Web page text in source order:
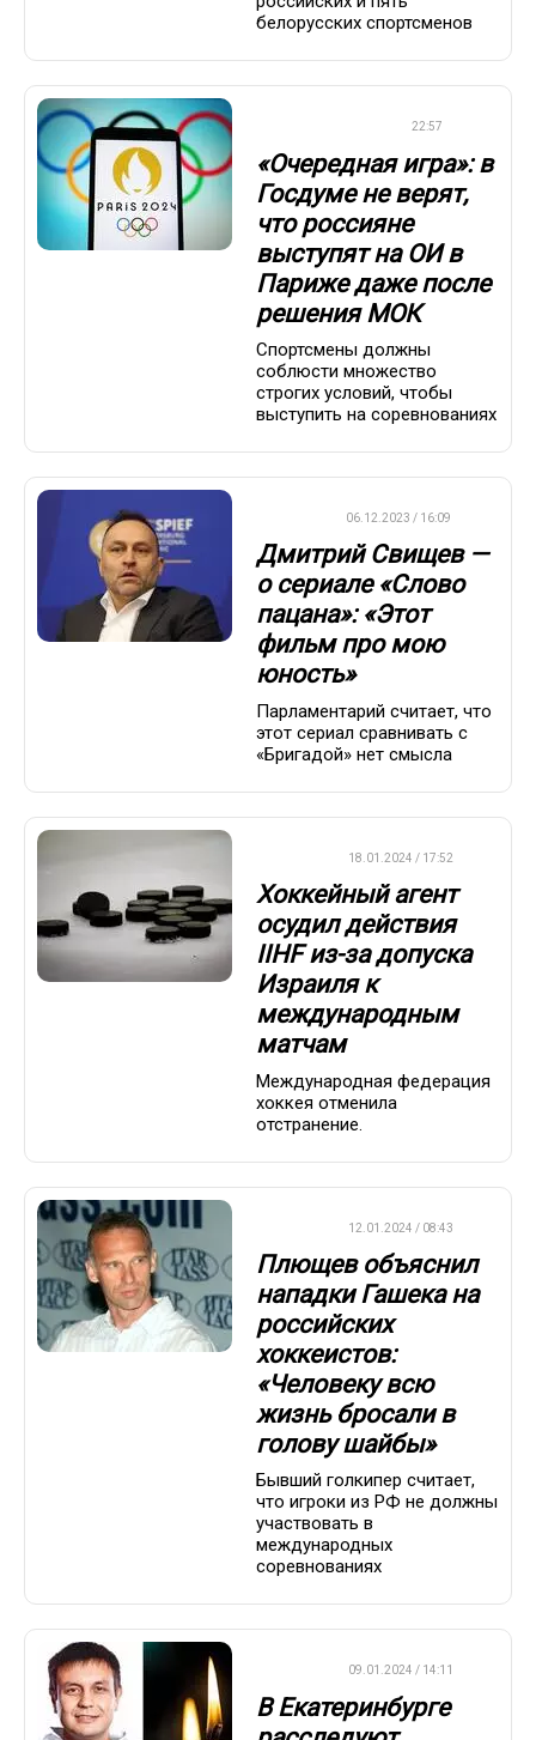
белорусских спортсменов
22:57
«Очередная игра»: в
Госдуме не верят,
что россияне
выступят на ОИ в
Париже даже после
решения МОК
Спортсмены должны
соблюсти множество
строгих условий, чтобы
выступить на соревнованиях
06.12.2023 / 16:09
Дмитрий Свищев —
о сериале «Слово
пацана»: «Этот
фильм про мою
юность»
Парламентарий считает, что
этот сериал сравнивать с
«Бригадой» нет смысла
18.01.2024 / 17:52
Хоккейный агент
осудил действия
IIHF из-за допуска
Израиля к
международным
матчам
Международная федерация
хоккея отменила
отстранение.
12.01.2024 / 08:43
Плющев объяснил
нападки Гашека на
российских
хоккеистов:
«Человеку всю
жизнь бросали в
голову шайбы»
Бывший голкипер считает,
что игроки из РФ не должны
участвовать в
международных
соревнованиях
09.01.2024 / 14:11
В Екатеринбурге